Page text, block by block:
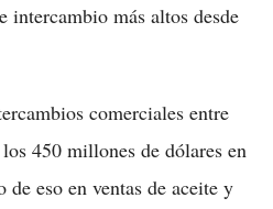
intercambio más altos desde
comerciales entre
450 millones de dólares en
eso en ventas de aceite y